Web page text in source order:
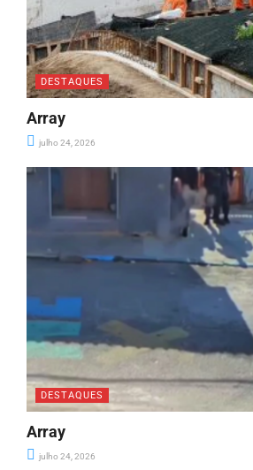
DESTAQUES
Array
julho 24, 2026
DESTAQUES
Array
julho 24, 2026